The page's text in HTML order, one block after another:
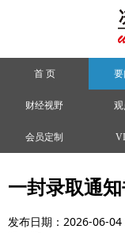
首 页
财经视野
会员定制
一封录取通
发布日期：2026-06-04